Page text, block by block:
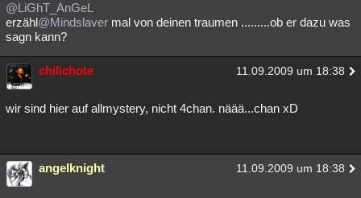
@LiGhT_AnGeL
erzähl@Mindslaver mal von deinen traumen .........ob er dazu was
sagn kann?
chilichote 11.09.2009 um 18:38
wir sind hier auf allmystery, nicht 4chan. näää...chan xD
angelknight 11.09.2009 um 18:38